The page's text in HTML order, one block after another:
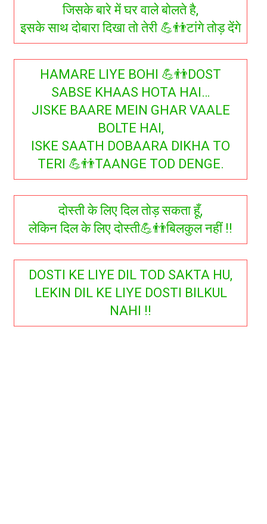
जिसके बारे में घर वाले बोलते है,
इसके साथ दोबारा दिखा तो तेरी 💪👬टांगे तोड़ देंगे
HAMARE LIYE BOHI 💪👬DOST
SABSE KHAAS HOTA HAI…
JISKE BAARE MEIN GHAR VAALE
BOLTE HAI,
ISKE SAATH DOBAARA DIKHA TO
TERI 💪👬TAANGE TOD DENGE.
दोस्ती के लिए दिल तोड़ सकता हूँ,
लेकिन दिल के लिए दोस्ती💪👬बिलकुल नहीं !!
DOSTI KE LIYE DIL TOD SAKTA HU,
LEKIN DIL KE LIYE DOSTI BILKUL
NAHI !!